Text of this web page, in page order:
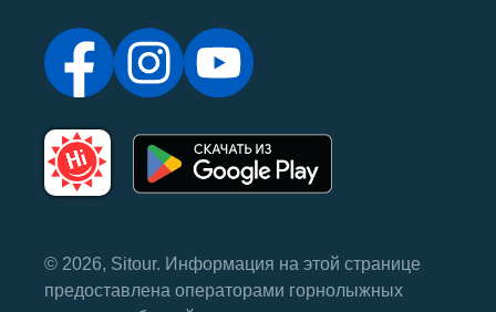
© 2026, Sitour. Информация на этой странице
предоставлена ​​операторами горнолыжных